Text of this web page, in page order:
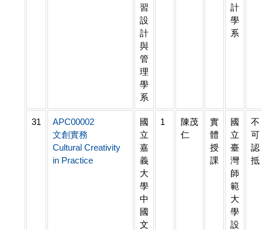
習
設
計
與
管
理
學
系
計
學
系
31
APC00002
文創實務
Cultural Creativity
in Practice
國
立
嘉
義
大
學
中
國
文
1
陳茂
仁
實
體
授
課
國
立
臺
灣
師
範
大
學
設
不
可
認
抵